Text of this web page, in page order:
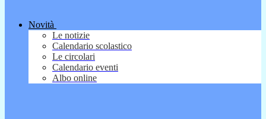
Novità
Le notizie
Calendario scolastico
Le circolari
Calendario eventi
Albo online